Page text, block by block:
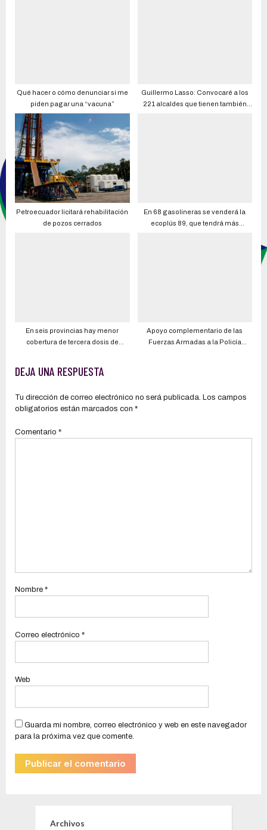
Qué hacer o cómo denunciar si me
piden pagar una “vacuna”
Guillermo Lasso: Convocaré a los
221 alcaldes que tienen también
Petroecuador licitará rehabilitación
de pozos cerrados
En 68 gasolineras se venderá la
ecoplús 89, que tendrá más
En seis provincias hay menor
cobertura de tercera dosis de
Apoyo complementario de las
Fuerzas Armadas a la Policía
DEJA UNA RESPUESTA
Tu dirección de correo electrónico no será publicada. Los campos
obligatorios están marcados con *
Comentario *
Nombre *
Correo electrónico *
Web
Guarda mi nombre, correo electrónico y web en este navegador
para la próxima vez que comente.
Archivos